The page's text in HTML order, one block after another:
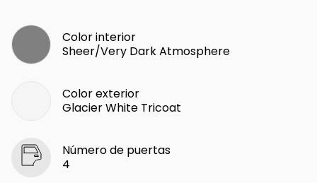
Color interior
Sheer/Very Dark Atmosphere
Color exterior
Glacier White Tricoat
Número de puertas
4